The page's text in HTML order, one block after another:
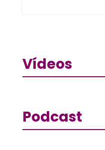
Vídeos
Podcast